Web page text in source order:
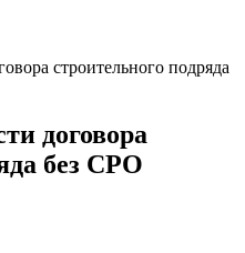
строительного подряда
договора
без СРО